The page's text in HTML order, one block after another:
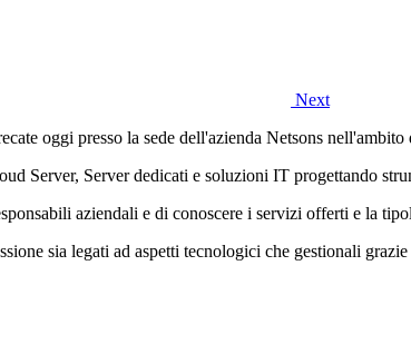
Next
oggi presso la sede dell'azienda Netsons
Server, Server dedicati e soluzioni IT progettando
aziendali e di conoscere i servizi offerti e la
sia legati ad aspetti tecnologici che gestionali